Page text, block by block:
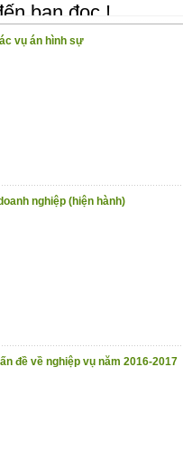
bạn đọc !
vụ án hình sự
nghiệp (hiện hành)
đề về nghiệp vụ năm 2016-2017